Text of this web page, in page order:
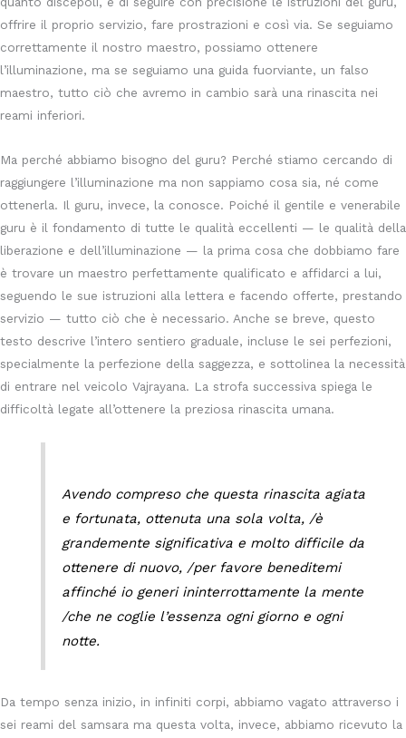
offrire il proprio servizio, fare prostrazioni e così via. Se seguiamo
correttamente il nostro maestro, possiamo ottenere
l’illuminazione, ma se seguiamo una guida fuorviante, un falso
maestro, tutto ciò che avremo in cambio sarà una rinascita nei
reami inferiori.
Ma perché abbiamo bisogno del guru? Perché stiamo cercando di
raggiungere l’illuminazione ma non sappiamo cosa sia, né come
ottenerla. Il guru, invece, la conosce. Poiché il gentile e venerabile
guru è il fondamento di tutte le qualità eccellenti — le qualità della
liberazione e dell’illuminazione — la prima cosa che dobbiamo fare
è trovare un maestro perfettamente qualificato e affidarci a lui,
seguendo le sue istruzioni alla lettera e facendo offerte, prestando
servizio — tutto ciò che è necessario. Anche se breve, questo
testo descrive l’intero sentiero graduale, incluse le sei perfezioni,
specialmente la perfezione della saggezza, e sottolinea la necessità
di entrare nel veicolo Vajrayana. La strofa successiva spiega le
difficoltà legate all’ottenere la preziosa rinascita umana.
Avendo compreso che questa rinascita agiata
e fortunata, ottenuta una sola volta, /è
grandemente significativa e molto difficile da
ottenere di nuovo, /per favore beneditemi
affinché io generi ininterrottamente la mente
/che ne coglie l’essenza ogni giorno e ogni
notte.
Da tempo senza inizio, in infiniti corpi, abbiamo vagato attraverso i
sei reami del samsara ma questa volta, invece, abbiamo ricevuto la